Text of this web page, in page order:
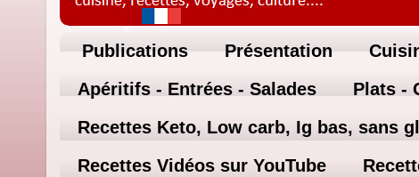
Publications Présentation
Apéritifs - Entrées - Salades
Plats -
Recettes Keto, Low carb, Ig bas, sans
Recettes Vidéos sur YouTube